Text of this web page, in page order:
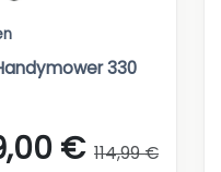
330
€ 114,99 €